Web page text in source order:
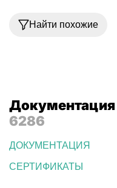
Найти похожие
Документация
6286
ДОКУМЕНТАЦИЯ
СЕРТИФИКАТЫ